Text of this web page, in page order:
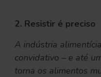
2. Resistir é preciso
A indústria
convidativo – e até
torna os alimentos